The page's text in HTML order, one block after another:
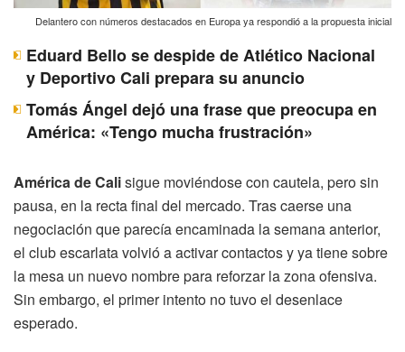
Delantero con números destacados en Europa ya respondió a la propuesta inicial
Eduard Bello se despide de Atlético Nacional
y Deportivo Cali prepara su anuncio
Tomás Ángel dejó una frase que preocupa en
América: «Tengo mucha frustración»
América de Calisigue moviéndose con cautela, pero sin
pausa, en la recta final del mercado. Tras caerse una
negociación que parecía encaminada la semana anterior,
el club escarlata volvió a activar contactos y ya tiene sobre
la mesa un nuevo nombre para reforzar la zona ofensiva.
Sin embargo, el primer intento no tuvo el desenlace
esperado.